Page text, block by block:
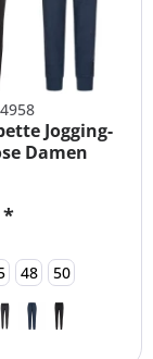
Jogging-
Damen
*
48 50